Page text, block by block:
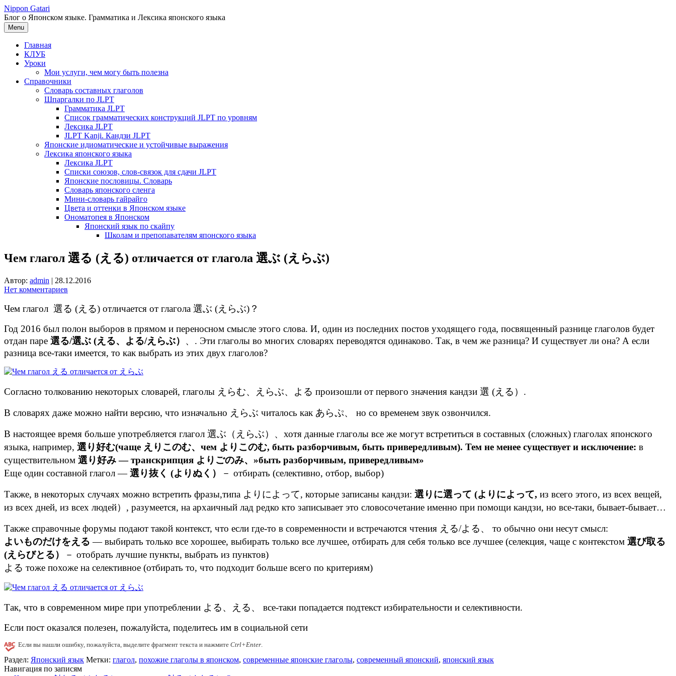
Перейти
к
содержимому
Nippon Gatari
Блог о Японском языке. Грамматика и Лексика японского языка
Menu
Главная
КЛУБ
Уроки
Мои услуги, чем могу быть полезна
Справочники
Словарь составных глаголов
Шпаргалки по JLPT
Грамматика JLPT
Список грамматических конструкций JLPT по уровням
Лексика JLPT
JLPT Kanji. Кандзи JLPT
Японские идиоматические и устойчивые выражения
Лексика японского языка
Лексика JLPT
Списки союзов, слов-связок для сдачи JLPT
Японские пословицы. Словарь
Словарь японского сленга
Мини-словарь гайрайго
Цвета и оттенки в Японском языке
Ономатопея в Японском
Японский язык по скайпу
Школам и препопавателям японского языка
Чем глагол 選る (える) отличается от глагола 選ぶ (えらぶ)
Автор: admin | 28.12.2016
Нет комментариев
Чем глагол 選る (える) отличается от глагола 選ぶ (えらぶ)？
Год 2016 был полон выборов в прямом и переносном смысле этого слова. И, один из последних постов уходящего года, посвященный разнице глаголов будет
отдан паре 選る/選ぶ (える、よる/えらぶ） 、. Эти глаголы во многих словарях переводятся одинаково. Так, в чем же разница? И существует ли она? А если
разница все-таки имеется, то как выбрать из этих двух глаголов?
Согласно толкованию некоторых словарей, глаголы えらむ、えらぶ、よる произошли от первого значения кандзи 選 (える）.
В словарях даже можно найти версию, что изначально えらぶ читалось как あらぷ、 но со временем звук озвончился.
В настоящее время больше употребляется глагол 選ぶ（えらぶ）、хотя данные глаголы все же могут встретиться в составных (сложных) глаголах японского
языка, например, 選り好む(чаще えりこのむ、чем よりこのむ, быть разборчивым, быть привередливым). Тем не менее существует и исключение: в
существительном 選り好み — транскрипция よりごのみ、»быть разборчивым, привередливым»
Еще один составной глагол —選り抜く (よりぬく）
－ отбирать (селективно, отбор, выбор)
Также, в некоторых случаях можно встретить фразы,типа よりによって, которые записаны кандзи: 選りに選って (よりによって, из всего этого, из всех вещей,
из всех дней, из всех людей）, разумеется, на архаичный лад редко кто записывает это словосочетание именно при помощи кандзи, но все-таки, бывает-бывает…
Также справочные форумы подают такой контекст, что если где-то в современности и встречаются чтения える/よる、 то обычно они несут смысл:
よいものだけをえる — выбирать только все хорошее, выбирать только все лучшее, отбирать для себя только все лучшее (селекция, чаще с контекстом 選び取る
(えらびとる）
－ отобрать лучшие пункты, выбрать из пунктов)
よる тоже похоже на селективное (отбирать то, что подходит больше всего по критериям)
Так, что в современном мире при употреблении よる、える、 все-таки попадается подтекст избирательности и селективности.
Если пост оказался полезен, пожалуйста, поделитесь им в социальной сети
Если вы нашли ошибку, пожалуйста, выделите фрагмент текста и нажмите Ctrl+Enter.
Раздел: Японский язык Метки: глагол, похожие глаголы в японском, современные японские глаголы, современный японский, японский язык
Навигация по записям